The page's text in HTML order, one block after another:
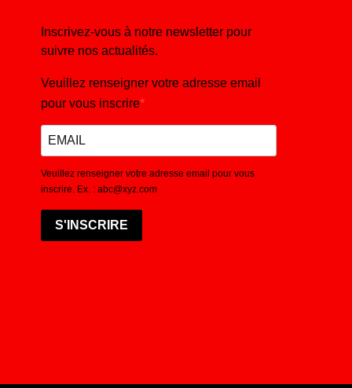
Inscrivez-vous à notre newsletter pour
suivre nos actualités.
Veuillez renseigner votre adresse email
pour vous inscrire
Veuillez renseigner votre adresse email pour vous
inscrire. Ex. : abc@xyz.com
S'INSCRIRE